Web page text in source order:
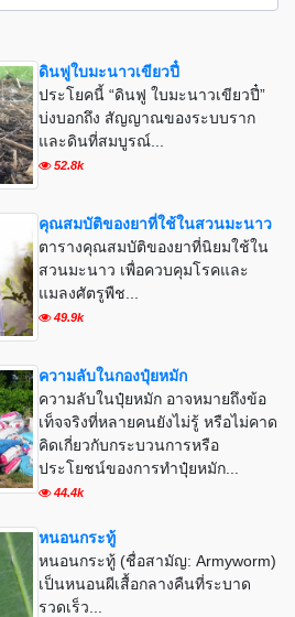
ดินฟูใบมะนาวเขียวปี๋
ประโยคนี้ “ดินฟู ใบมะนาวเขียวปี๋”
บ่งบอกถึง สัญญาณของระบบราก
และดินที่สมบูรณ์...
52.8k
คุณสมบัติของยาที่ใช้ในสวนมะนาว
ตารางคุณสมบัติของยาที่นิยมใช้ใน
สวนมะนาว เพื่อควบคุมโรคและ
แมลงศัตรูพืช...
49.9k
ความลับในกองปุ๋ยหมัก
ความลับในปุ๋ยหมัก อาจหมายถึงข้อ
เท็จจริงที่หลายคนยังไม่รู้ หรือไม่คาด
คิดเกี่ยวกับกระบวนการหรือ
ประโยชน์ของการทำปุ๋ยหมัก...
44.4k
หนอนกระทู้
หนอนกระทู้ (ชื่อสามัญ: Armyworm)
เป็นหนอนผีเสื้อกลางคืนที่ระบาด
รวดเร็ว...